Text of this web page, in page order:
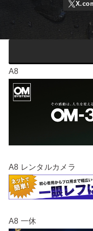
A8
A8 レンタルカメラ
A8 一休